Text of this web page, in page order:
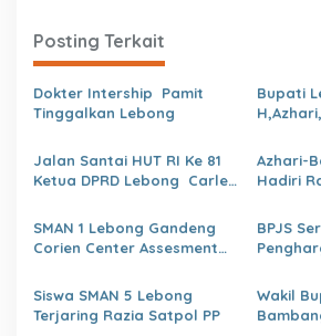
a
s
i
o
s
Posting Terkait
Dokter Intership Pamit
Tinggalkan Lebong
Bupati
Jalan Santai HUT RI Ke 81
Ketua DPRD Lebong Carles
Israwati Makmur SM
Azhari-
Hadiri
2026
SMAN 1 Lebong Gandeng
Corien Center Assesment
Baru
BPJS
Siswa SMAN 5 Lebong
Terjaring Razia Satpol PP
Wakil